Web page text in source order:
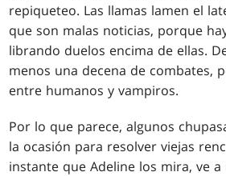
repiqueteo. Las llamas lamen el
que son malas noticias, porque
librando duelos encima de ellas.
menos una decena de combates,
entre humanos y vampiros.
Por lo que parece, algunos
la ocasión para resolver viejas
instante que Adeline los mira, ve